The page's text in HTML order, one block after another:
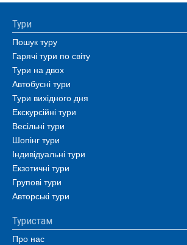
Тури
Пошук туру
Гарячі тури по світу
Тури на двох
Автобусні тури
Тури вихідного дня
Екскурсійні тури
Весільні тури
Шопінг тури
Індивідуальні тури
Екзотичні тури
Групові тури
Авторські тури
Туристам
Про нас